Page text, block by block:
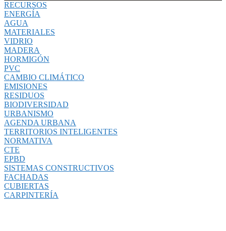
RECURSOS
ENERGÍA
AGUA
MATERIALES
VIDRIO
MADERA
HORMIGÓN
PVC
CAMBIO CLIMÁTICO
EMISIONES
RESIDUOS
BIODIVERSIDAD
URBANISMO
AGENDA URBANA
TERRITORIOS INTELIGENTES
NORMATIVA
CTE
EPBD
SISTEMAS CONSTRUCTIVOS
FACHADAS
CUBIERTAS
CARPINTERÍA